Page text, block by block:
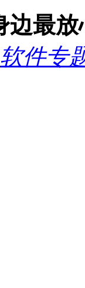
边最
软件专